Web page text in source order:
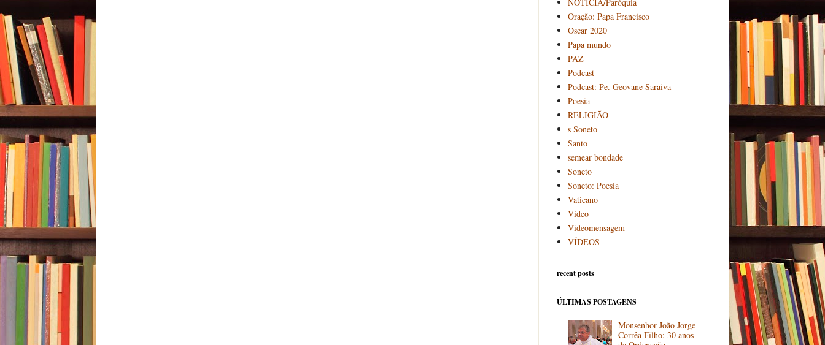
NOTÍCIA/Paróquia
Oração: Papa Francisco
Oscar 2020
Papa mundo
PAZ
Podcast
Podcast: Pe. Geovane Saraiva
Poesia
RELIGIÃO
s Soneto
Santo
semear bondade
Soneto
Soneto: Poesia
Vaticano
Vídeo
Videomensagem
VÍDEOS
recent posts
ÚLTIMAS POSTAGENS
Monsenhor João Jorge
Corrêa Filho: 30 anos